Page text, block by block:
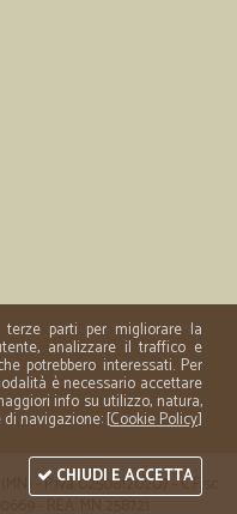
- P.iva 02508120207 - C.Fisc
- REA: MN 258721
parti per migliorare la
analizzare il traffico e
potrebbero interessati. Per
è necessario accettare
info su utilizzo, natura,
navigazione: [Cookie Policy]
CHIUDI E ACCETTA